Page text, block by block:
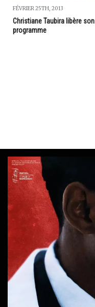
FÉVRIER 25TH, 2013
Christiane Taubira libère son
programme